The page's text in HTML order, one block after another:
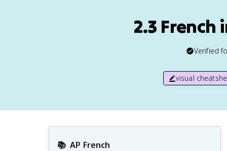
2.3 French
Verified
visual
📚 AP French